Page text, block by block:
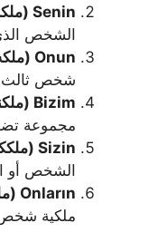
Senin (
الشخص
Onun (
شخص
Bizim (ملكنا):
مجموعة
Sizin (
الشخص أو
Onların (ملكهم/ملكتهم):
ملكية شخص